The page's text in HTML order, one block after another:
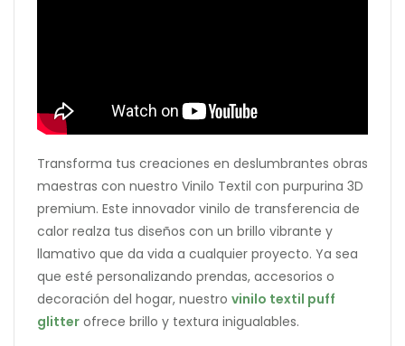
Transforma tus creaciones en deslumbrantes obras
maestras con nuestro Vinilo Textil con purpurina 3D
premium. Este innovador vinilo de transferencia de
calor realza tus diseños con un brillo vibrante y
llamativo que da vida a cualquier proyecto. Ya sea
que esté personalizando prendas, accesorios o
decoración del hogar, nuestro vinilo textil puff
glitter ofrece brillo y textura inigualables.